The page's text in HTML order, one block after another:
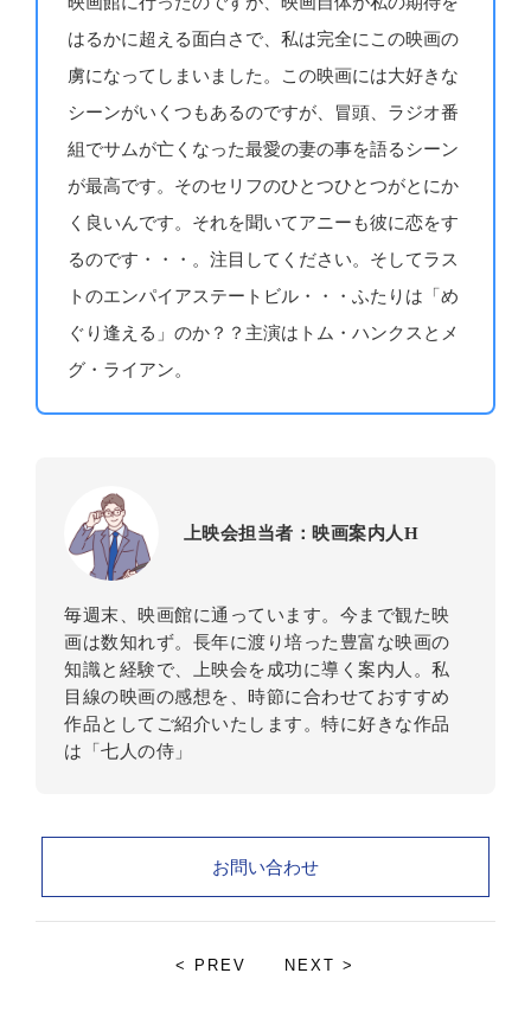
はるかに超える面白さで、私は完全にこの映画の
虜になってしまいました。この映画には大好きな
シーンがいくつもあるのですが、冒頭、ラジオ番
組でサムが亡くなった最愛の妻の事を語るシーン
が最高です。そのセリフのひとつひとつがとにか
く良いんです。それを聞いてアニーも彼に恋をす
るのです・・・。注目してください。そしてラス
トのエンパイアステートビル・・・ふたりは「め
ぐり逢える」のか？？主演はトム・ハンクスとメ
グ・ライアン。
上映会担当者：映画案内人H
毎週末、映画館に通っています。今まで観た映
画は数知れず。長年に渡り培った豊富な映画の
知識と経験で、上映会を成功に導く案内人。私
目線の映画の感想を、時節に合わせておすすめ
作品としてご紹介いたします。特に好きな作品
は「七人の侍」
お問い合わせ
< PREV NEXT >